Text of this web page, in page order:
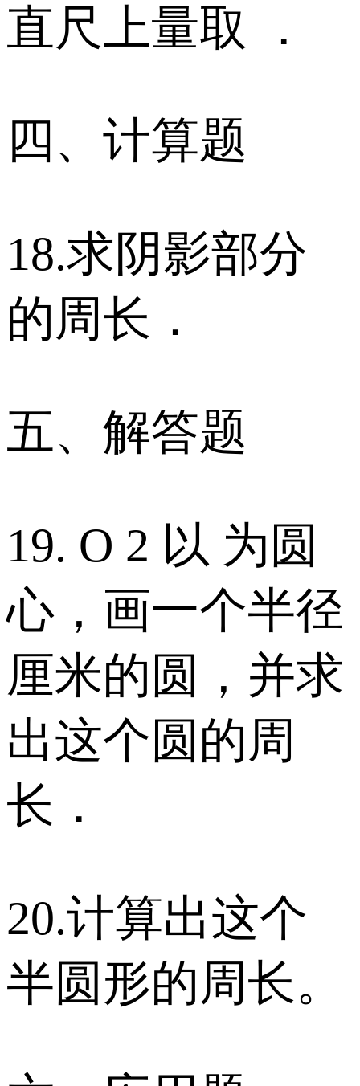
直尺上量取 ．
四、计算题
18.求阴影部分
的周长．
五、解答题
19. O 2 以 为圆
心，画一个半径
厘米的圆，并求
出这个圆的周
长．
20.计算出这个
半圆形的周长。